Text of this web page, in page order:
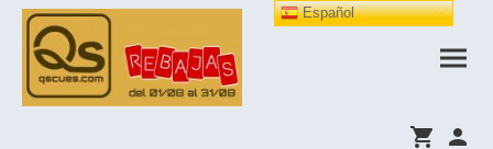
Español